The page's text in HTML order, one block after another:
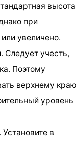
высота
при
увеличено.
Следует учесть,
Поэтому
верхнему краю
уровень
в